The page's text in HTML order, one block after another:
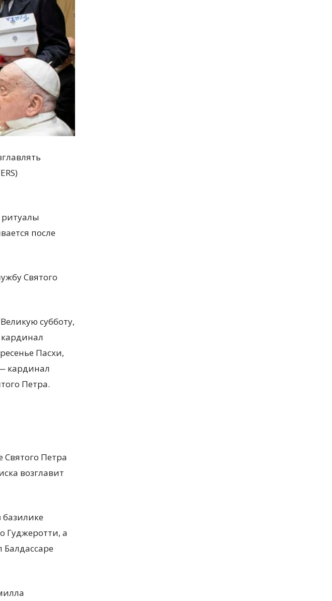
ритуалы
после
Святого
субботу,
Пасхи,
кардинал
Петра.
Святого Петра
возглавит
Гуджеротти, а
Балдассаре